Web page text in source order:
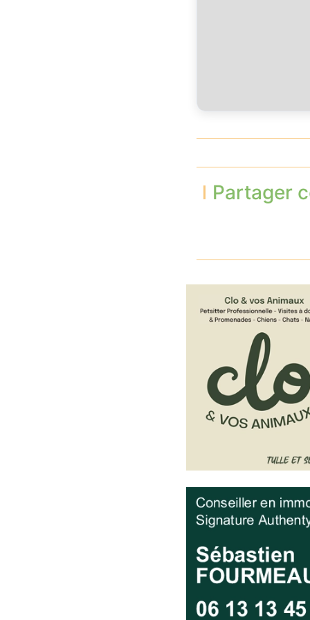
Partager